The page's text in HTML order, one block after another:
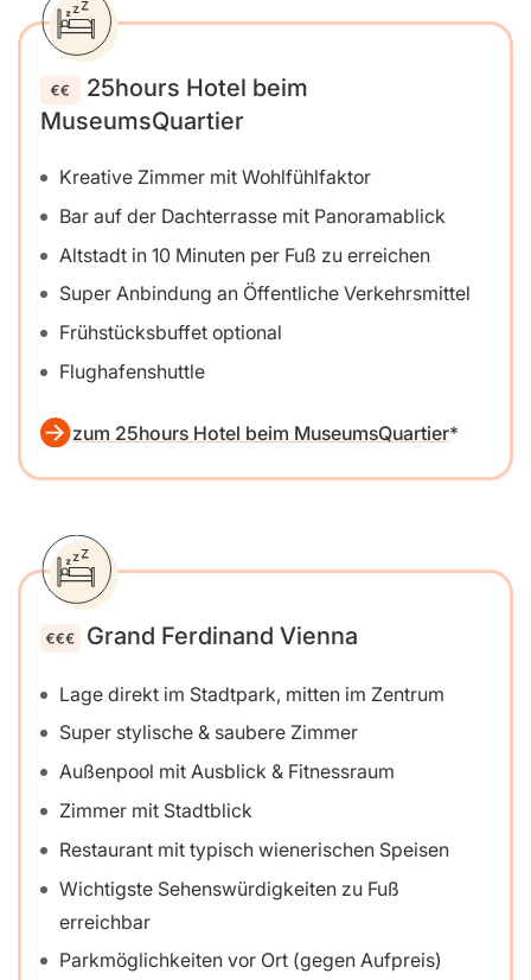
25hours Hotel beim
MuseumsQuartier
Kreative Zimmer mit Wohlfühlfaktor
Bar auf der Dachterrasse mit Panoramablick
Altstadt in 10 Minuten per Fuß zu erreichen
Super Anbindung an Öffentliche Verkehrsmittel
Frühstücksbuffet optional
Flughafenshuttle
zum 25hours Hotel beim MuseumsQuartier
Grand Ferdinand Vienna
Lage direkt im Stadtpark, mitten im Zentrum
Super stylische & saubere Zimmer
Außenpool mit Ausblick & Fitnessraum
Zimmer mit Stadtblick
Restaurant mit typisch wienerischen Speisen
Wichtigste Sehenswürdigkeiten zu Fuß
erreichbar
Parkmöglichkeiten vor Ort (gegen Aufpreis)